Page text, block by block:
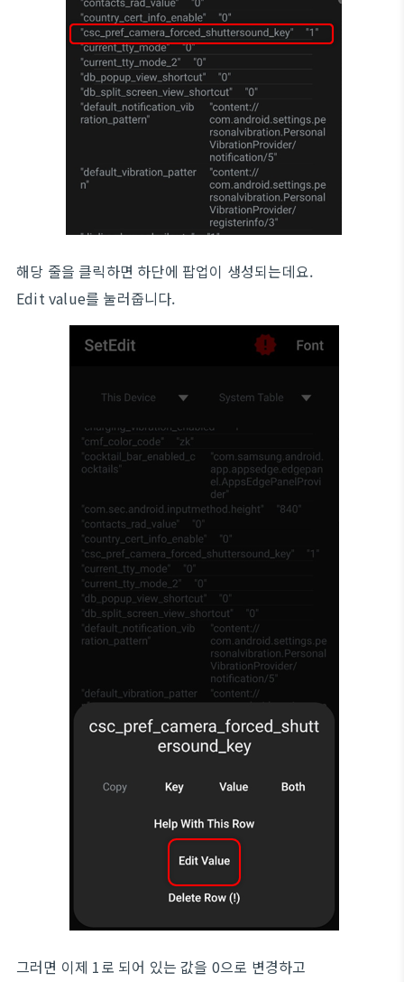
해당 줄을 클릭하면 하단에 팝업이 생성되는데요.
Edit value를 눌러줍니다.
그러면 이제 1로 되어 있는 값을 0으로 변경하고